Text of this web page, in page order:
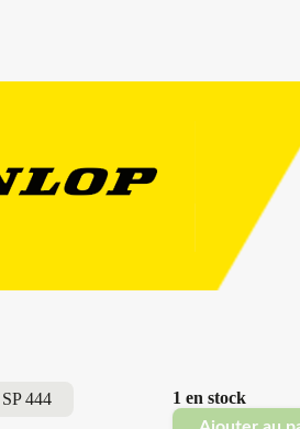
444
1 en stock